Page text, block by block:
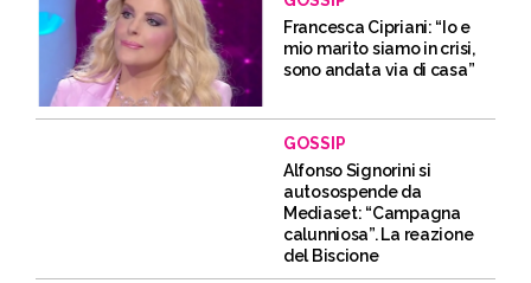
Francesca Cipriani: “Io e
mio marito siamo in crisi,
sono andata via di casa”
GOSSIP
Alfonso Signorini si
autosospende da
Mediaset: “Campagna
calunniosa”. La reazione
del Biscione